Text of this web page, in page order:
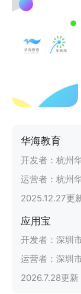
华海教育
开发者： 杭州
运营者： 杭州
2025.12.27更
应用宝
开发者： 深圳
运营者： 深圳
2026.7.28更新